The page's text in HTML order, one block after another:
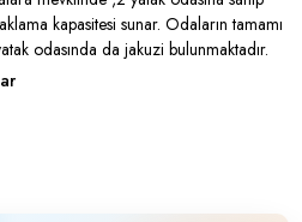
kapasitesi sunar. Odaların tamamı
odasında da jakuzi bulunmaktadır.